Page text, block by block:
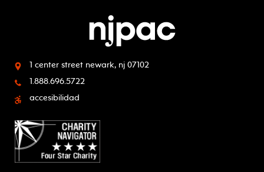
1 center street newark, nj 07102
1.888.696.5722
accesibilidad